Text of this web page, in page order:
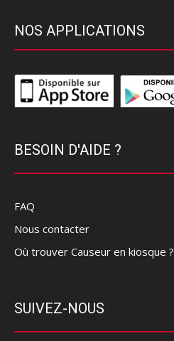
NOS APPLICATIONS
BESOIN D'AIDE ?
FAQ
Nous contacter
Où trouver Causeur en kiosque ?
SUIVEZ-NOUS